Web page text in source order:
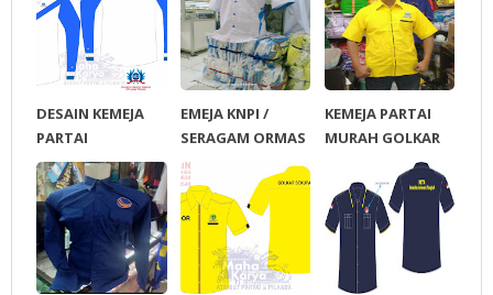
DESAIN KEMEJA
PARTAI
DEMOKRAT
EMEJA KNPI /
SERAGAM ORMAS
KNPI
KEMEJA PARTAI
MURAH GOLKAR